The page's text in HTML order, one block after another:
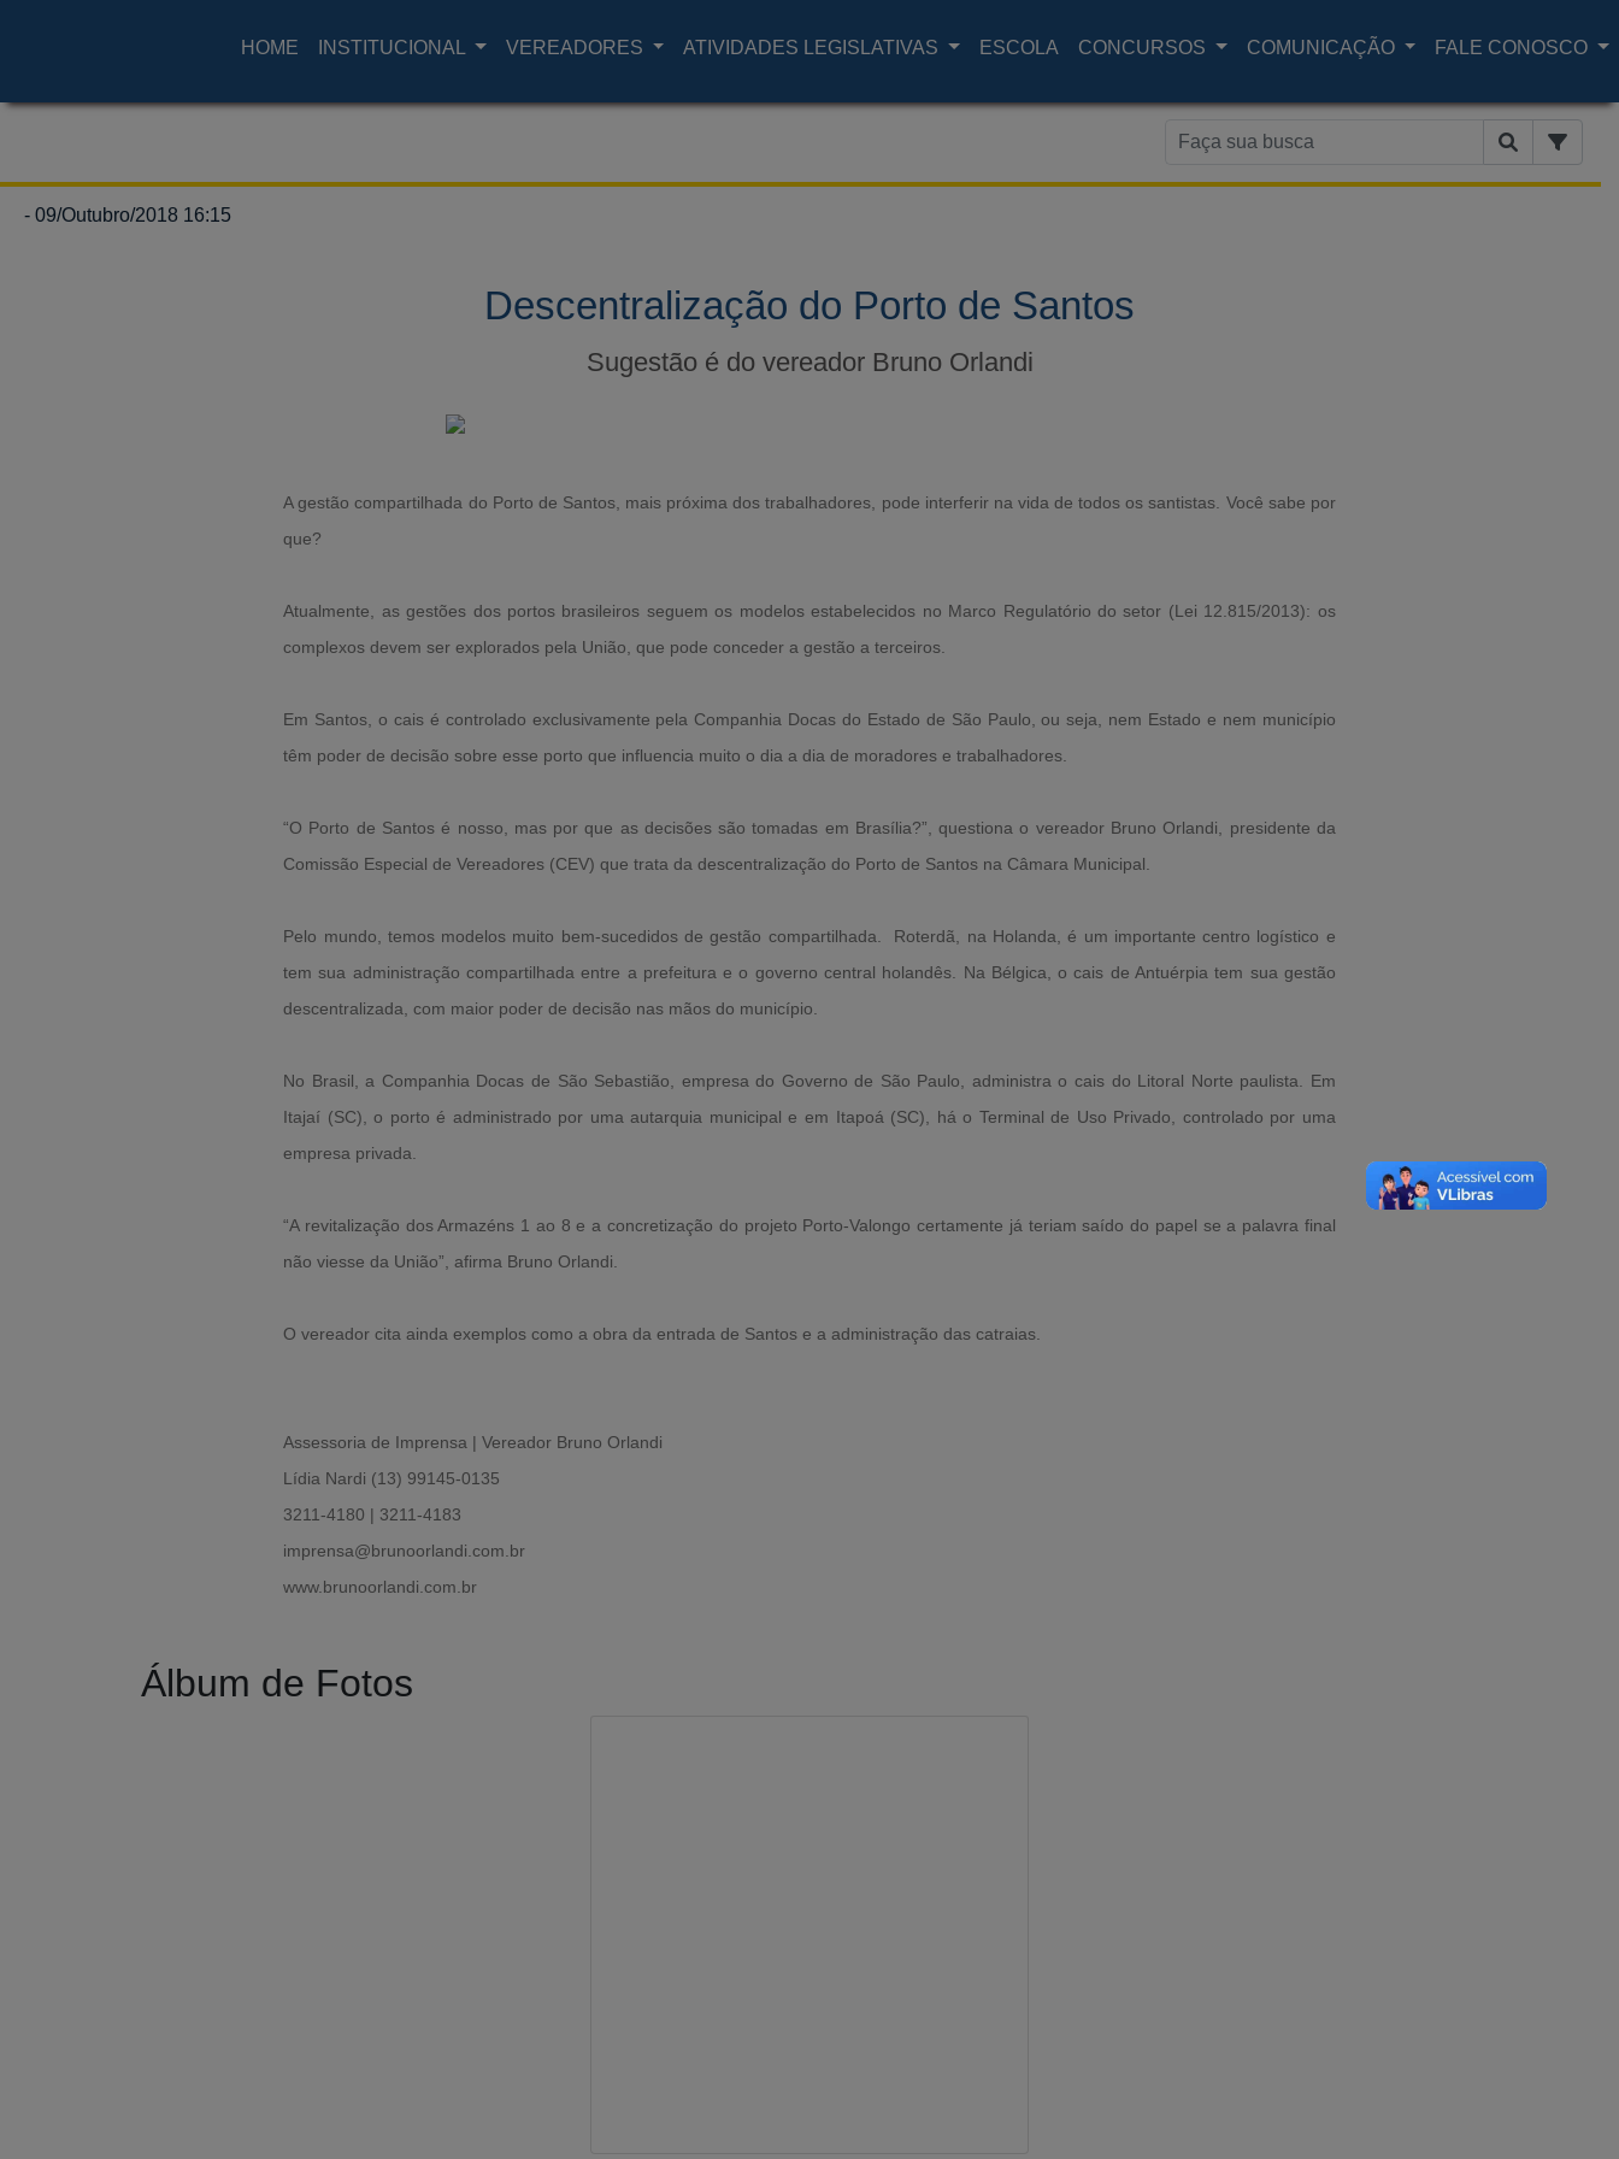
HOME INSTITUCIONAL VEREADORES ATIVIDADES LEGISLATIVAS ESCOLA CONCURSOS COMUNICAÇÃO FALE CONOSCO
- 09/Outubro/2018 16:15
Descentralização do Porto de Santos
Sugestão é do vereador Bruno Orlandi
A gestão compartilhada do Porto de Santos, mais próxima dos trabalhadores, pode interferir na vida de todos os santistas. Você sabe por
que?
Atualmente, as gestões dos portos brasileiros seguem os modelos estabelecidos no Marco Regulatório do setor (Lei 12.815/2013): os
complexos devem ser explorados pela União, que pode conceder a gestão a terceiros.
Em Santos, o cais é controlado exclusivamente pela Companhia Docas do Estado de São Paulo, ou seja, nem Estado e nem município
têm poder de decisão sobre esse porto que influencia muito o dia a dia de moradores e trabalhadores.
“O Porto de Santos é nosso, mas por que as decisões são tomadas em Brasília?”, questiona o vereador Bruno Orlandi, presidente da
Comissão Especial de Vereadores (CEV) que trata da descentralização do Porto de Santos na Câmara Municipal.
Pelo mundo, temos modelos muito bem-sucedidos de gestão compartilhada. Roterdã, na Holanda, é um importante centro logístico e
tem sua administração compartilhada entre a prefeitura e o governo central holandês. Na Bélgica, o cais de Antuérpia tem sua gestão
descentralizada, com maior poder de decisão nas mãos do município.
No Brasil, a Companhia Docas de São Sebastião, empresa do Governo de São Paulo, administra o cais do Litoral Norte paulista. Em
Itajaí (SC), o porto é administrado por uma autarquia municipal e em Itapoá (SC), há o Terminal de Uso Privado, controlado por uma
empresa privada.
“A revitalização dos Armazéns 1 ao 8 e a concretização do projeto Porto-Valongo certamente já teriam saído do papel se a palavra final
não viesse da União”, afirma Bruno Orlandi.
O vereador cita ainda exemplos como a obra da entrada de Santos e a administração das catraias.
Assessoria de Imprensa | Vereador Bruno Orlandi
Lídia Nardi (13) 99145-0135
3211-4180 | 3211-4183
imprensa@brunoorlandi.com.br
www.brunoorlandi.com.br
Álbum de Fotos